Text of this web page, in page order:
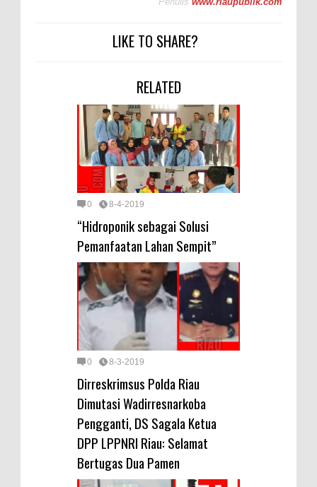
LIKE TO SHARE?
RELATED
0 8-4-2019
“Hidroponik sebagai Solusi
Pemanfaatan Lahan Sempit”
0 8-3-2019
Dirreskrimsus Polda Riau
Dimutasi Wadirresnarkoba
Pengganti, DS Sagala Ketua
DPP LPPNRI Riau: Selamat
Bertugas Dua Pamen